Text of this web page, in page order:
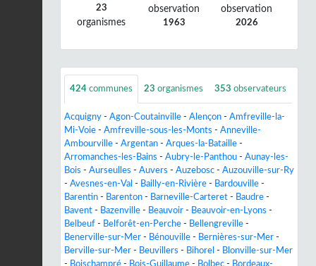
23
organismes
observation
1963
observation
2026
424 communes 23 organismes 353 observateurs
Acquigny - Agon-Coutainville - Alençon - Amfreville-la-
Mi-Voie - Amfreville-sous-les-Monts - Anneville-
Ambourville - Argentan - Arques-la-Bataille -
Arromanches-les-Bains - Aubry-le-Panthou - Aunay-les-
Bois - Aurseulles - Auvers - Auzebosc - Auzouville-sur-Ry
- Avesnes-en-Val - Bailly-en-Rivière - Bardouville -
Barentin - Barenton - Barneville-Carteret - Baudre -
Bavent - Bazenville - Beauvoir - Beauvoir-en-Lyons -
Belbeuf - Belforêt-en-Perche - Bellengreville -
Benerville-sur-Mer - Bénouville - Bernières-sur-Mer -
Berville-sur-Mer - Beuvillers - Bihorel - Blonville-sur-Mer
- Boischampré - Bois-Guillaume - Bolbec - Bordeaux-